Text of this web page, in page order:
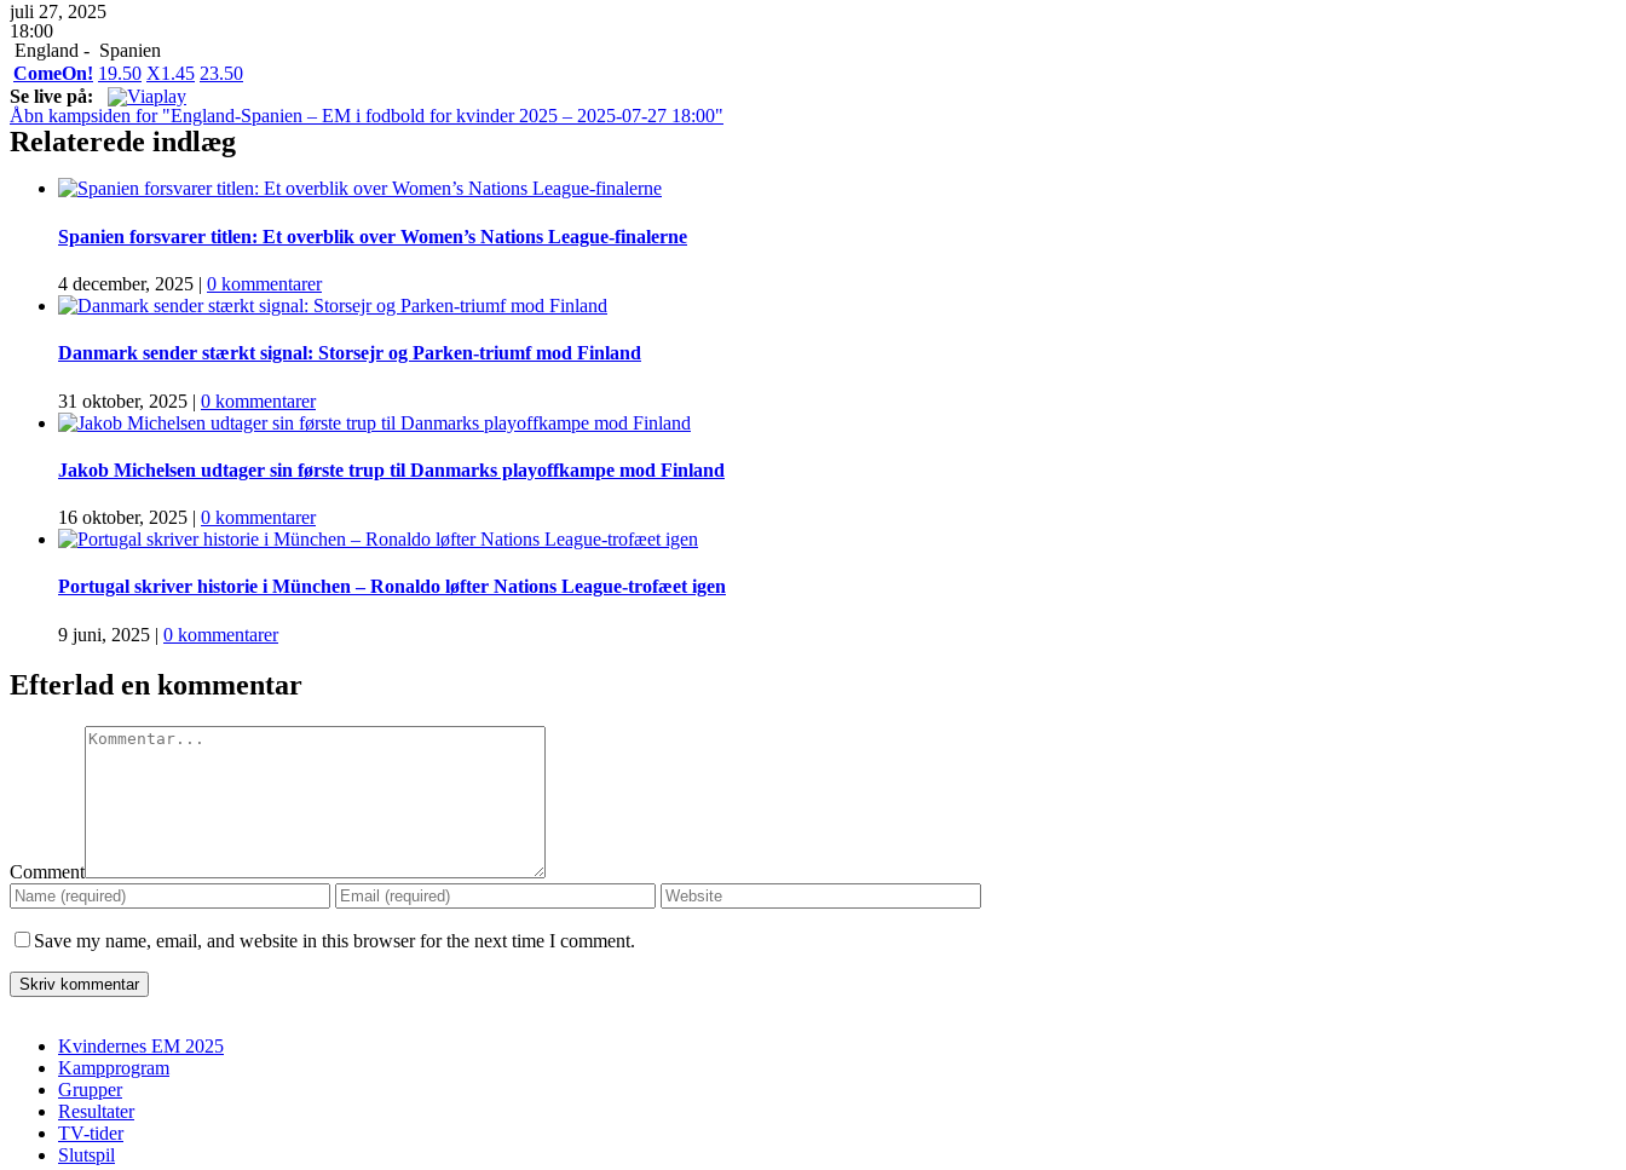
juli 27, 2025
18:00
England - Spanien
ComeOn! 19.50 X1.45 23.50
Se live på:
Åbn kampsiden for "England-Spanien – EM i fodbold for kvinder 2025 – 2025-07-27 18:00"
Relaterede indlæg
Spanien forsvarer titlen: Et overblik over Women’s Nations League-finalerne
4 december, 2025 | 0 kommentarer
Danmark sender stærkt signal: Storsejr og Parken-triumf mod Finland
31 oktober, 2025 | 0 kommentarer
Jakob Michelsen udtager sin første trup til Danmarks playoffkampe mod Finland
16 oktober, 2025 | 0 kommentarer
Portugal skriver historie i München – Ronaldo løfter Nations League-trofæet igen
9 juni, 2025 | 0 kommentarer
Efterlad en kommentar
Comment
Save my name, email, and website in this browser for the next time I comment.
Kvindernes EM 2025
Kampprogram
Grupper
Resultater
TV-tider
Slutspil